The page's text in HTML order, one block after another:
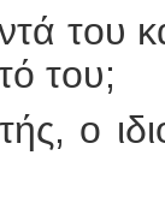
του
του;
ο